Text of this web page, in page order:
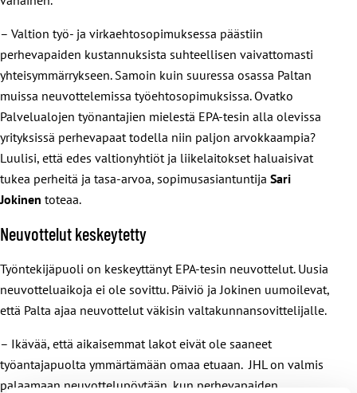
– Valtion työ- ja virkaehtosopimuksessa päästiin
perhevapaiden kustannuksista suhteellisen vaivattomasti
yhteisymmärrykseen. Samoin kuin suuressa osassa Paltan
muissa neuvottelemissa työehtosopimuksissa. Ovatko
Palvelualojen työnantajien mielestä EPA-tesin alla olevissa
yrityksissä perhevapaat todella niin paljon arvokkaampia?
Luulisi, että edes valtionyhtiöt ja liikelaitokset haluaisivat
tukea perheitä ja tasa-arvoa, sopimusasiantuntija Sari
Jokinen toteaa.
Neuvottelut keskeytetty
Työntekijäpuoli on keskeyttänyt EPA-tesin neuvottelut. Uusia
neuvotteluaikoja ei ole sovittu. Päiviö ja Jokinen uumoilevat,
että Palta ajaa neuvottelut väkisin valtakunnansovittelijalle.
– Ikävää, että aikaisemmat lakot eivät ole saaneet
työantajapuolta ymmärtämään omaa etuaan. JHL on valmis
palaamaan neuvottelupöytään, kun perhevapaiden